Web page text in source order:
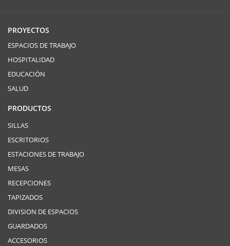
PROYECTOS
ESPACIOS DE TRABAJO
HOSPITALIDAD
EDUCACIÓN
SALUD
PRODUCTOS
SILLAS
ESCRITORIOS
ESTACIONES DE TRABAJO
MESAS
RECEPCIONES
TAPIZADOS
DIVISION DE ESPACIOS
GUARDADOS
ACCESORIOS